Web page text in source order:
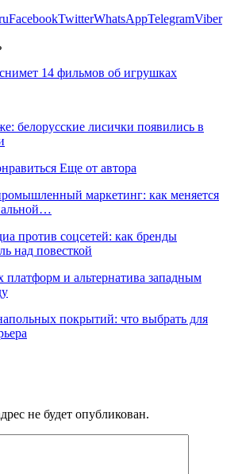
FacebookTwitterWhatsAppTelegramViber
14 фильмов об игрушках
белорусские лисички появились в
Еще от автора
маркетинг: как меняется
против соцсетей: как бренды
над повесткой
платформ и альтернатива западным
покрытий: что выбрать для
не будет опубликован.